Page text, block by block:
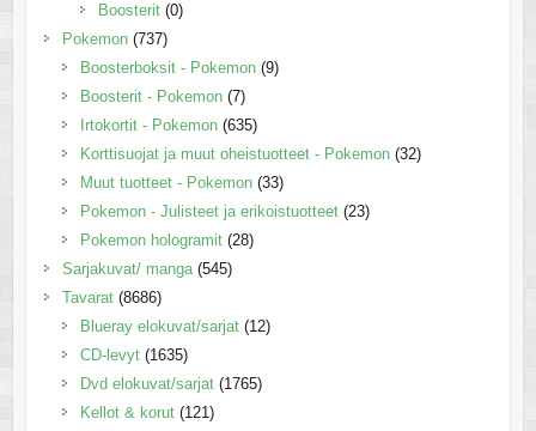
Boosterit (0)
Pokemon (737)
Boosterboksit - Pokemon (9)
Boosterit - Pokemon (7)
Irtokortit - Pokemon (635)
Korttisuojat ja muut oheistuotteet - Pokemon (32)
Muut tuotteet - Pokemon (33)
Pokemon - Julisteet ja erikoistuotteet (23)
Pokemon hologramit (28)
Sarjakuvat/ manga (545)
Tavarat (8686)
Blueray elokuvat/sarjat (12)
CD-levyt (1635)
Dvd elokuvat/sarjat (1765)
Kellot & korut (121)